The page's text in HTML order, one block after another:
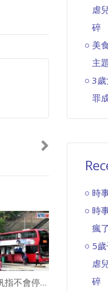
全民檢測｜陳帆指不會停公共運輸服務 或准每戶一人外出購物
虐
碎
美
主
3歲
罪
時
時
瘋
5
虐
碎